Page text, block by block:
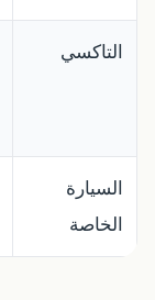
التاكسي
السيارة
الخاصة